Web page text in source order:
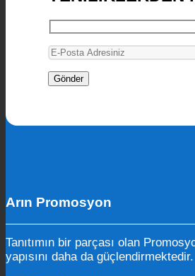
Arın Promosyon
Tanıtımın bir parçası olan
yapısını daha da güçlendirmektedir.